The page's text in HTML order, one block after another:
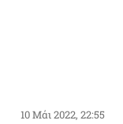
10 Μάι 2022, 22:55